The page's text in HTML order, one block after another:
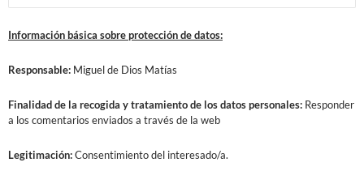
Información básica sobre protección de datos:
Responsable: Miguel de Dios Matías
Finalidadde la recogida y tratamiento de los datos personales: Responder
a los comentarios enviados a través de la web
Legitimación:Consentimiento del interesado/a.